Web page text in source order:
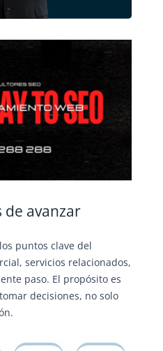
de avanzar
puntos clave del
servicios relacionados,
paso. El propósito es
decisiones, no solo